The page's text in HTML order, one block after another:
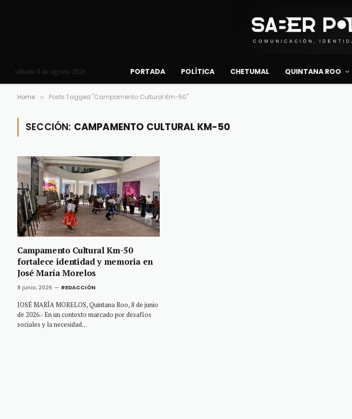
sábado 8 de agosto 2026 PORTADA POLÍTICA CHETUMAL QUINTANA ROO
Home » Posts Tagged "Campamento Cultural Km-50"
SECCIÓN: CAMPAMENTO CULTURAL KM-50
Campamento Cultural Km-50
fortalece identidad y memoria en
José María Morelos
8 junio, 2026 REDACCIÓN
JOSÉ MARÍA MORELOS, Quintana Roo, 8 de junio
de 2026.- En un contexto marcado por desafíos
sociales y la necesidad…